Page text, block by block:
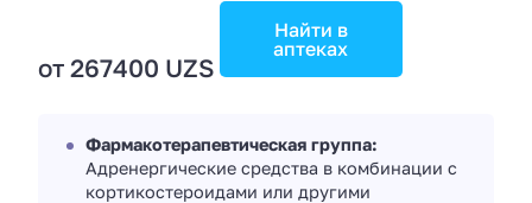
от 267400 UZS
Найти в
аптеках
Фармакотерапевтическая группа:
Адренергические средства в комбинации с
кортикостероидами или другими